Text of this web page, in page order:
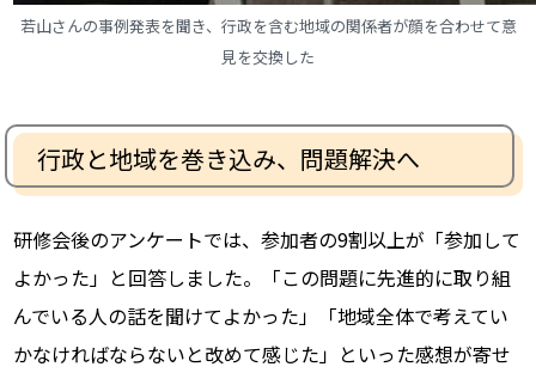
若山さんの事例発表を聞き、行政を含む地域の関係者が顔を合わせて意
見を交換した
行政と地域を巻き込み、問題解決へ
研修会後のアンケートでは、参加者の9割以上が「参加して
よかった」と回答しました。「この問題に先進的に取り組
んでいる人の話を聞けてよかった」「地域全体で考えてい
かなければならないと改めて感じた」といった感想が寄せ